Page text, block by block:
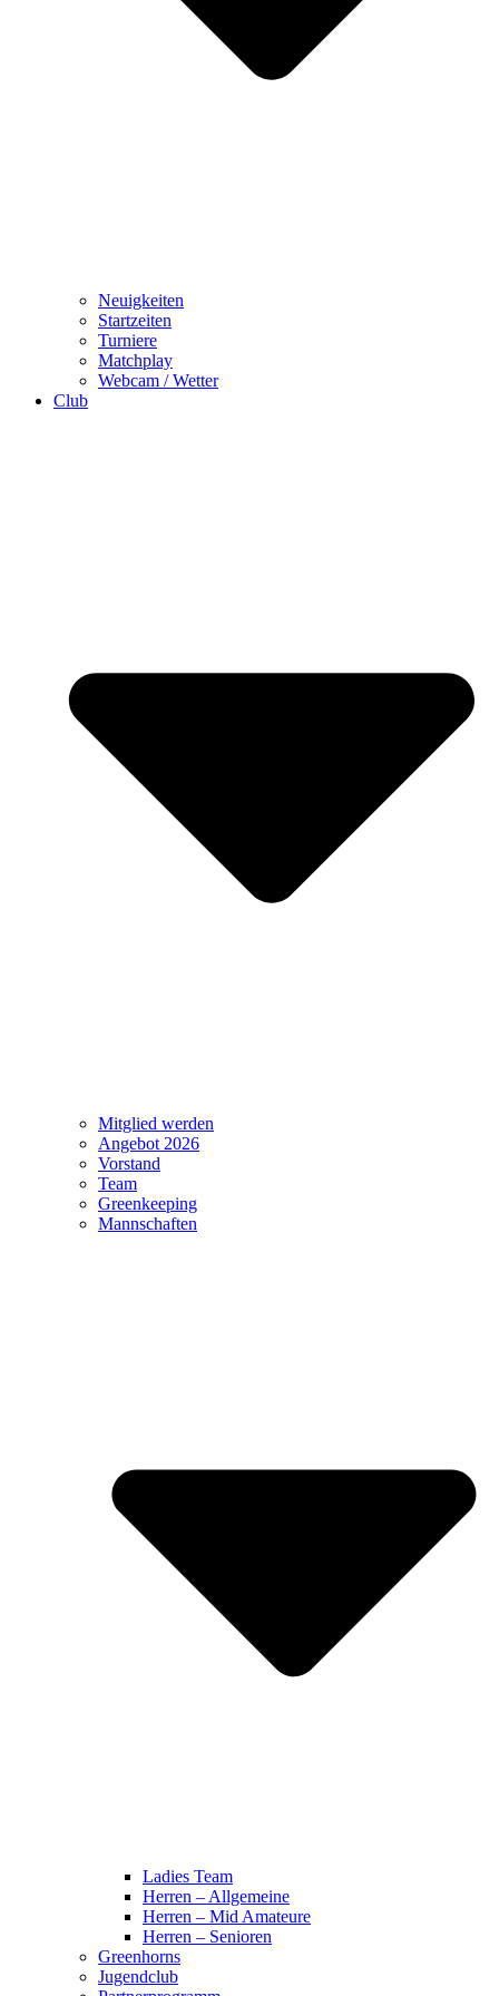
Neuigkeiten
Startzeiten
Turniere
Matchplay
Webcam / Wetter
Club
Mitglied werden
Angebot 2026
Vorstand
Team
Greenkeeping
Mannschaften
Ladies Team
Herren – Allgemeine
Herren – Mid Amateure
Herren – Senioren
Greenhorns
Jugendclub